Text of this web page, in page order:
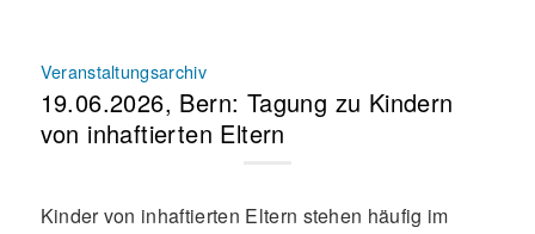
Veranstaltungsarchiv
19.06.2026, Bern: Tagung zu Kindern
von inhaftierten Eltern
Kinder von inhaftierten Eltern stehen häufig im